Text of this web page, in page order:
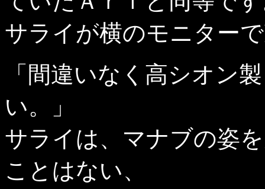
サライが横のモニター
「間違いなく高シオン
い。」
サライは、マナブの姿
ことはない、